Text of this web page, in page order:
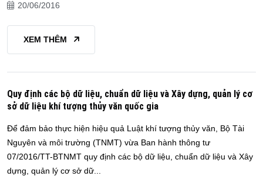
20/06/2016
XEM THÊM
Quy định các bộ dữ liệu, chuẩn dữ liệu và Xây dựng, quản lý cơ
sở dữ liệu khí tượng thủy văn quốc gia
Để đảm bảo thực hiện hiệu quả Luật khí tượng thủy văn, Bộ Tài
Nguyên và môi trường (TNMT) vừa Ban hành thông tư
07/2016/TT-BTNMT quy định các bộ dữ liệu, chuẩn dữ liệu và Xây
dựng, quản lý cơ sở dữ...